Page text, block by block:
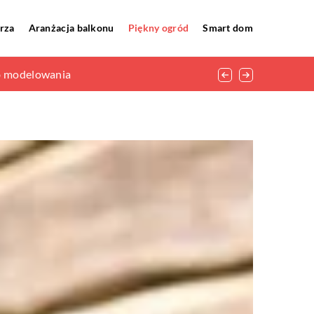
Aranżacja balkonu Piękny ogród Smart dom
modelowania